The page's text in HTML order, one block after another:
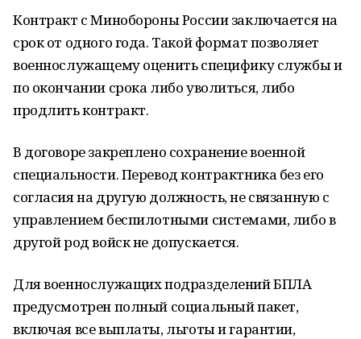
Контракт с Минобороны России заключается на
срок от одного года. Такой формат позволяет
военнослужащему оценить специфику службы и
по окончании срока либо уволиться, либо
продлить контракт.
В договоре закреплено сохранение военной
специальности. Перевод контрактника без его
согласия на другую должность, не связанную с
управлением беспилотными системами, либо в
другой род войск не допускается.
Для военнослужащих подразделений БПЛА
предусмотрен полный социальный пакет,
включая все выплаты, льготы и гарантии,